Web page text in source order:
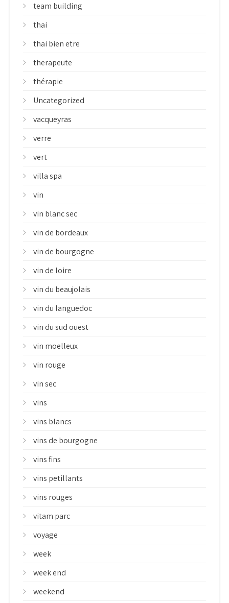
team building
thai
thai bien etre
therapeute
thérapie
Uncategorized
vacqueyras
verre
vert
villa spa
vin
vin blanc sec
vin de bordeaux
vin de bourgogne
vin de loire
vin du beaujolais
vin du languedoc
vin du sud ouest
vin moelleux
vin rouge
vin sec
vins
vins blancs
vins de bourgogne
vins fins
vins petillants
vins rouges
vitam parc
voyage
week
week end
weekend